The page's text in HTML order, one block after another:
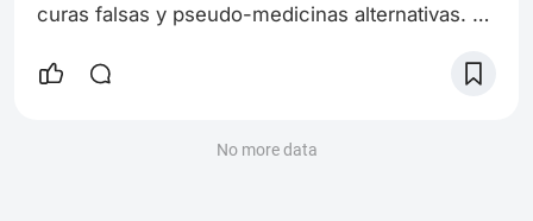
curas falsas y pseudo-medicinas alternativas. El
persistentemente se centra en los objetos que
objetos enlazan a los personajes y refuerzan los
No more data